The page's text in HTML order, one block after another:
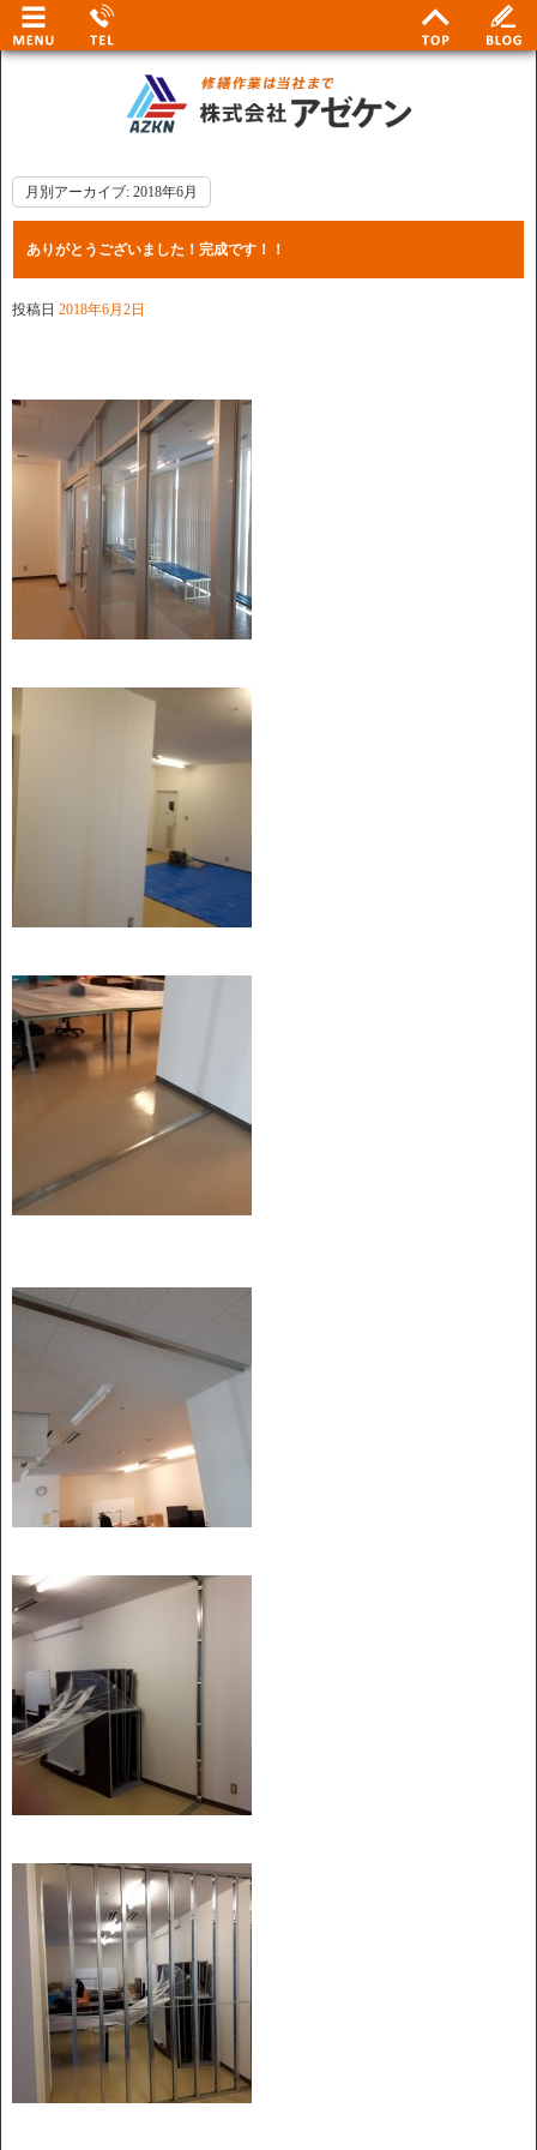
月別アーカイブ: 2018年6月
ありがとうございました！完成です！！
投稿日 2018年6月2日